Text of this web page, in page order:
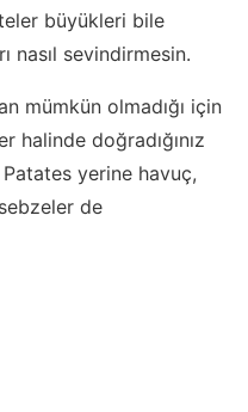
büyükleri bile
nasıl sevindirmesin.
mümkün olmadığı için
halinde doğradığınız
yerine havuç,
de